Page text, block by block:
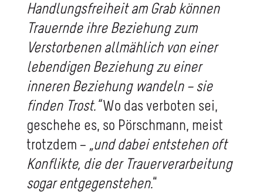
Handlungsfreiheit am Grab können
Trauernde ihre Beziehung zum
Verstorbenen allmählich von einer
lebendigen Beziehung zu einer
inneren Beziehung wandeln – sie
finden Trost.“Wo das verboten sei,
geschehe es, so Pörschmann, meist
trotzdem – „und dabei entstehen oft
Konflikte, die der Trauerverarbeitung
sogar entgegenstehen.“